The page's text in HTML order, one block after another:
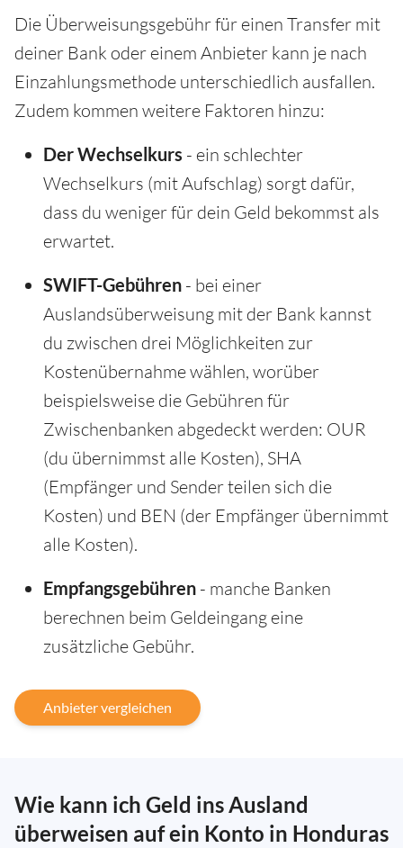
Die Überweisungsgebühr für einen Transfer mit
deiner Bank oder einem Anbieter kann je nach
Einzahlungsmethode unterschiedlich ausfallen.
Zudem kommen weitere Faktoren hinzu:
Der Wechselkurs - ein schlechter
Wechselkurs (mit Aufschlag) sorgt dafür,
dass du weniger für dein Geld bekommst als
erwartet.
SWIFT-Gebühren - bei einer
Auslandsüberweisung mit der Bank kannst
du zwischen drei Möglichkeiten zur
Kostenübernahme wählen, worüber
beispielsweise die Gebühren für
Zwischenbanken abgedeckt werden: OUR
(du übernimmst alle Kosten), SHA
(Empfänger und Sender teilen sich die
Kosten) und BEN (der Empfänger übernimmt
alle Kosten).
Empfangsgebühren - manche Banken
berechnen beim Geldeingang eine
zusätzliche Gebühr.
Anbieter vergleichen
Wie kann ich Geld ins Ausland
überweisen auf ein Konto in Honduras